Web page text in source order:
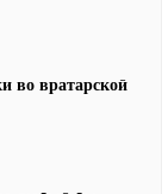
во вратарской